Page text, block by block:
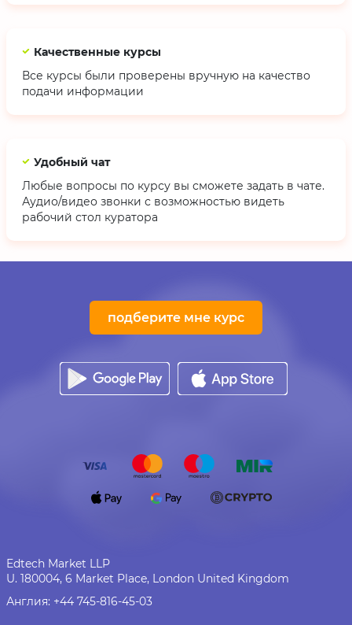
Качественные курсы
Все курсы были проверены вручную на качество
подачи информации
Удобный чат
Любые вопросы по курсу вы сможете задать в чате.
Аудио/видео звонки с возможностью видеть
рабочий стол куратора
подберите мне курс
Edtech Market LLP
U. 180004, 6 Market Place, London United Kingdom
Англия: +44 745-816-45-03